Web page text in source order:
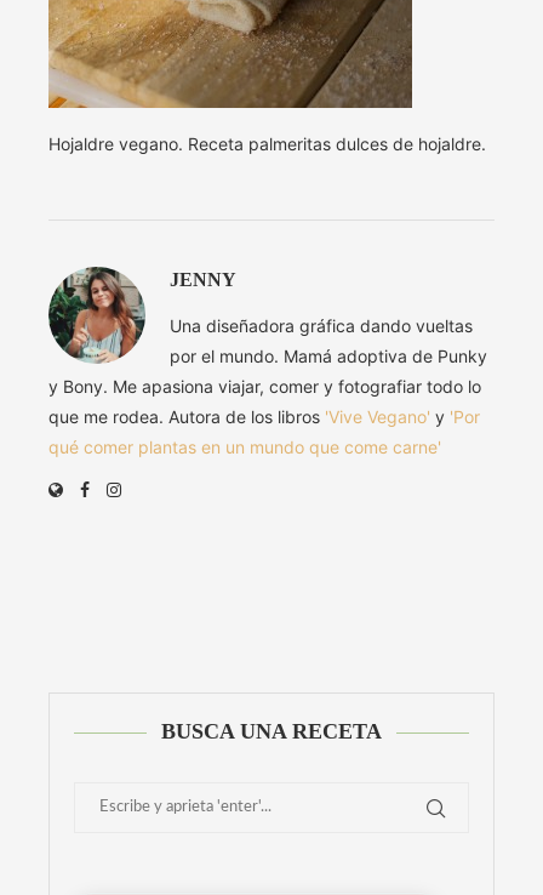
Hojaldre vegano. Receta palmeritas dulces de hojaldre.
JENNY
Una diseñadora gráfica dando vueltas
por el mundo. Mamá adoptiva de Punky
y Bony. Me apasiona viajar, comer y fotografiar todo lo
que me rodea. Autora de los libros 'Vive Vegano' y 'Por
qué comer plantas en un mundo que come carne'
BUSCA UNA RECETA